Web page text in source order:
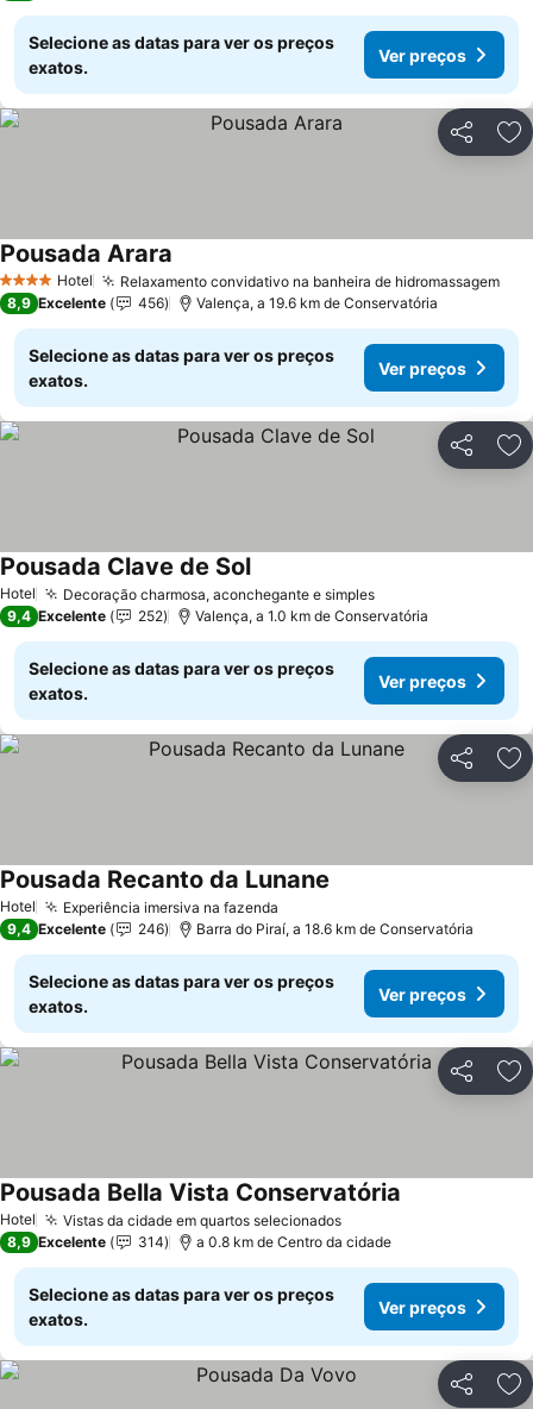
Selecione as datas para ver os preços
exatos.
Ver preços
Partilhar
4 EstrelasHotel Relaxamento convidativo na banheira de hidromassagem
Pousada Arara
8,9 Excelente 456 Valença, a 19.6 km de Conservatória
Selecione as datas para ver os preços
exatos.
Ver preços
Partilhar
Hotel Decoração charmosa, aconchegante e simples
Pousada Clave de Sol
9,4 Excelente 252 Valença, a 1.0 km de Conservatória
Selecione as datas para ver os preços
exatos.
Ver preços
Partilhar
Hotel Experiência imersiva na fazenda
Pousada Recanto da Lunane
9,4 Excelente 246 Barra do Piraí, a 18.6 km de Conservatória
Selecione as datas para ver os preços
exatos.
Ver preços
Partilhar
Hotel Vistas da cidade em quartos selecionados
Pousada Bella Vista Conservatória
8,9 Excelente 314 a 0.8 km de Centro da cidade
Selecione as datas para ver os preços
exatos.
Ver preços
Partilhar